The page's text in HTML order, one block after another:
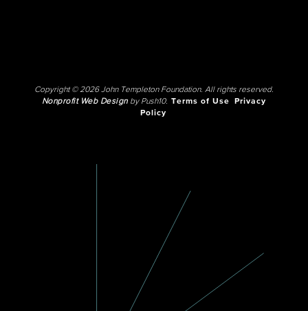
Copyright © 2026 John Templeton Foundation. All rights reserved.
Nonprofit Web Designby Push10. Terms of Use
Privacy
Policy